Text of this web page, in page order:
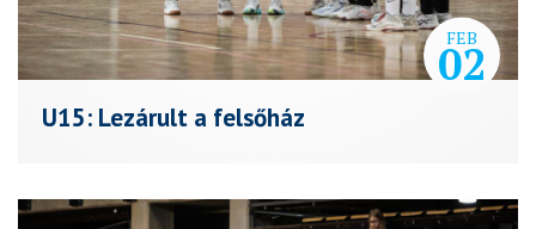
FEB
02
U15: Lezárult a felsőház